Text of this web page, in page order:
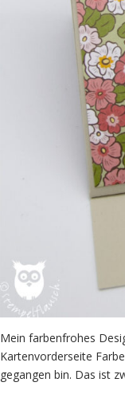
Mein farbenfrohes
Kartenvorderseite
gegangen bin. Das ist